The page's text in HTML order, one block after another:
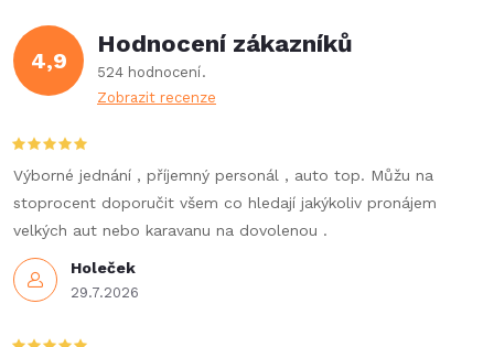
4,9
Hodnocení zákazníků
524 hodnocení
Zobrazit recenze
Holeček
29.7.2026
Výborné jednání , příjemný personál , auto top. Můžu na
stoprocent doporučit všem co hledají jakýkoliv pronájem
velkých aut nebo karavanu na dovolenou .